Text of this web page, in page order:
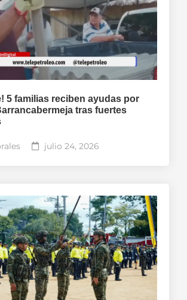
5 familias reciben ayudas por
tras fuertes
julio 24, 2026